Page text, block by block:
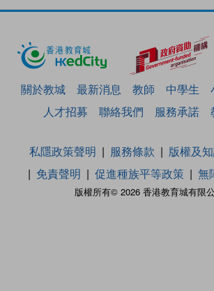
關於教城 最新消息 教師 中學生
人才招募
聯絡我們 服務承諾
版權所有© 2026 香港教育城有限
私隱政策聲明 服務條款
版權及
免責聲明
促進種族平等政策 無